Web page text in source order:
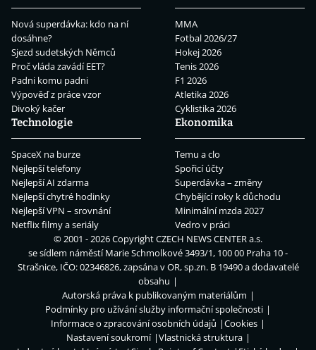
Nová superdávka: kdo na ní
dosáhne?
Sjezd sudetských Němců
Proč vláda zavádí EET?
Padni komu padni
Výpověď z práce vzor
Divoký kačer
MMA
Fotbal 2026/27
Hokej 2026
Tenis 2026
F1 2026
Atletika 2026
Cyklistika 2026
Technologie
SpaceX na burze
Nejlepší telefony
Nejlepší AI zdarma
Nejlepší chytré hodinky
Nejlepší VPN – srovnání
Netflix filmy a seriály
Ekonomika
Temu a clo
Spořicí účty
Superdávka – změny
Chybějící roky k důchodu
Minimální mzda 2027
Vedro v práci
© 2001 - 2026 CopyrightCZECH NEWS CENTER a.s.
se sídlem náměstí Marie Schmolkové 3493/1, 100 00 Praha 10 -
Strašnice, IČO: 02346826, zapsána v OR, sp.zn. B 19490 a dodavatelé
obsahu
Autorská práva k publikovaným materiálům
Podmínky pro užívání služby informační společnosti
Informace o zpracování osobních údajů
Cookies
Nastavení soukromí
Vlastnická struktura